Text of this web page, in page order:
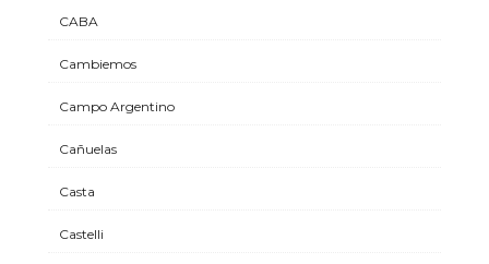
CABA
Cambiemos
Campo Argentino
Cañuelas
Casta
Castelli